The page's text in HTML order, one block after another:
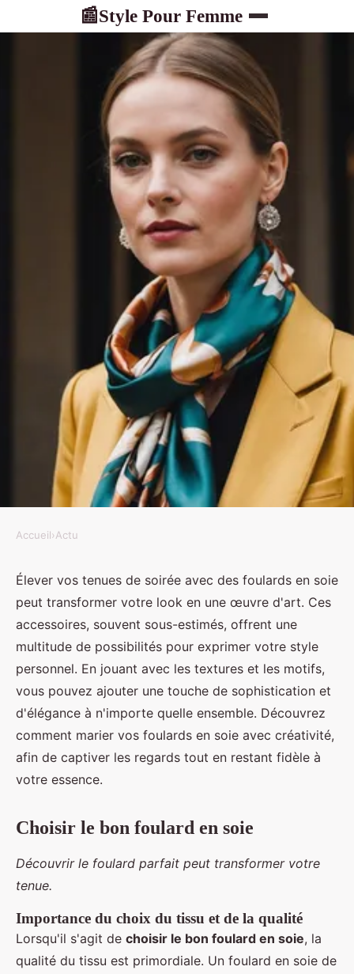
📰Style Pour Femme
L"art de la élégance : associez
vos foulards en soie à la
perfection pour élever vos tenues
de soirée
Louise•28 octobre 2024•6 min de lecture
Accueil›Actu
Élever vos tenues de soirée avec des foulards en soie
peut transformer votre look en une œuvre d'art. Ces
accessoires, souvent sous-estimés, offrent une
multitude de possibilités pour exprimer votre style
personnel. En jouant avec les textures et les motifs,
vous pouvez ajouter une touche de sophistication et
d'élégance à n'importe quelle ensemble. Découvrez
comment marier vos foulards en soie avec créativité,
afin de captiver les regards tout en restant fidèle à
votre essence.
Choisir le bon foulard en soie
Découvrir le foulard parfait peut transformer votre
tenue.
Importance du choix du tissu et de la qualité
Lorsqu'il s'agit de choisir le bon foulard en soie, la
qualité du tissu est primordiale. Un foulard en soie de